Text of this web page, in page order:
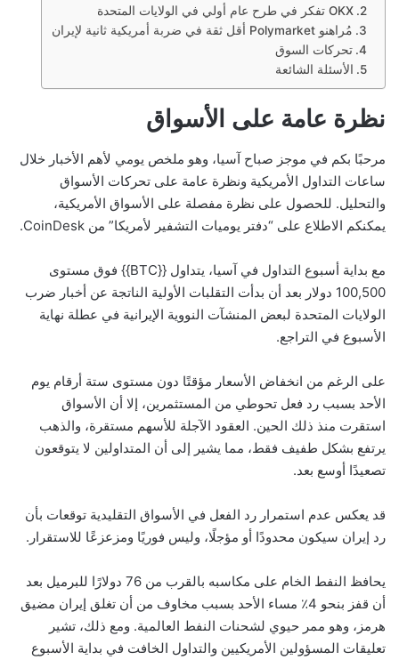
OKX تفكر في طرح عام أولي في الولايات المتحدة
مُراهنو Polymarket أقل ثقة في ضربة أمريكية ثانية لإيران
تحركات السوق
الأسئلة الشائعة
نظرة عامة على الأسواق
مرحبًا بكم في موجز صباح آسيا، وهو ملخص يومي لأهم الأخبار خلال
ساعات التداول الأمريكية ونظرة عامة على تحركات الأسواق
والتحليل. للحصول على نظرة مفصلة على الأسواق الأمريكية،
يمكنكم الاطلاع على “دفتر يوميات التشفير لأمريكا” من CoinDesk.
مع بداية أسبوع التداول في آسيا، يتداول {{BTC}} فوق مستوى
100,500 دولار بعد أن بدأت التقلبات الأولية الناتجة عن أخبار ضرب
الولايات المتحدة لبعض المنشآت النووية الإيرانية في عطلة نهاية
الأسبوع في التراجع.
على الرغم من انخفاض الأسعار مؤقتًا دون مستوى ستة أرقام يوم
الأحد بسبب رد فعل تحوطي من المستثمرين، إلا أن الأسواق
استقرت منذ ذلك الحين. العقود الآجلة للأسهم مستقرة، والذهب
يرتفع بشكل طفيف فقط، مما يشير إلى أن المتداولين لا يتوقعون
تصعيدًا أوسع بعد.
قد يعكس عدم استمرار رد الفعل في الأسواق التقليدية توقعات بأن
رد إيران سيكون محدودًا أو مؤجلًا، وليس فوريًا ومزعزعًا للاستقرار.
يحافظ النفط الخام على مكاسبه بالقرب من 76 دولارًا للبرميل بعد
أن قفز بنحو 4٪ مساء الأحد بسبب مخاوف من أن تغلق إيران مضيق
هرمز، وهو ممر حيوي لشحنات النفط العالمية. ومع ذلك، تشير
تعليقات المسؤولين الأمريكيين والتداول الخافت في بداية الأسبوع